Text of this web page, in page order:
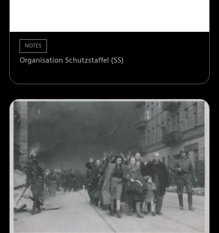
NOTES
Organisation Schutzstaffel (SS)